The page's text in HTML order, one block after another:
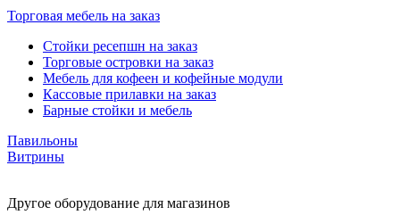
Торговая мебель на заказ
Стойки ресепшн на заказ
Торговые островки на заказ
Мебель для кофеен и кофейные модули
Кассовые прилавки на заказ
Барные стойки и мебель
Павильоны
Витрины
Другое оборудование для магазинов